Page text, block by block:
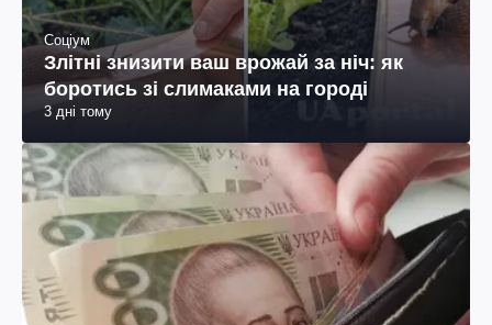
Соціум
Злітні знизити ваш врожай за ніч: як
боротись зі слимаками на городі
3 дні тому